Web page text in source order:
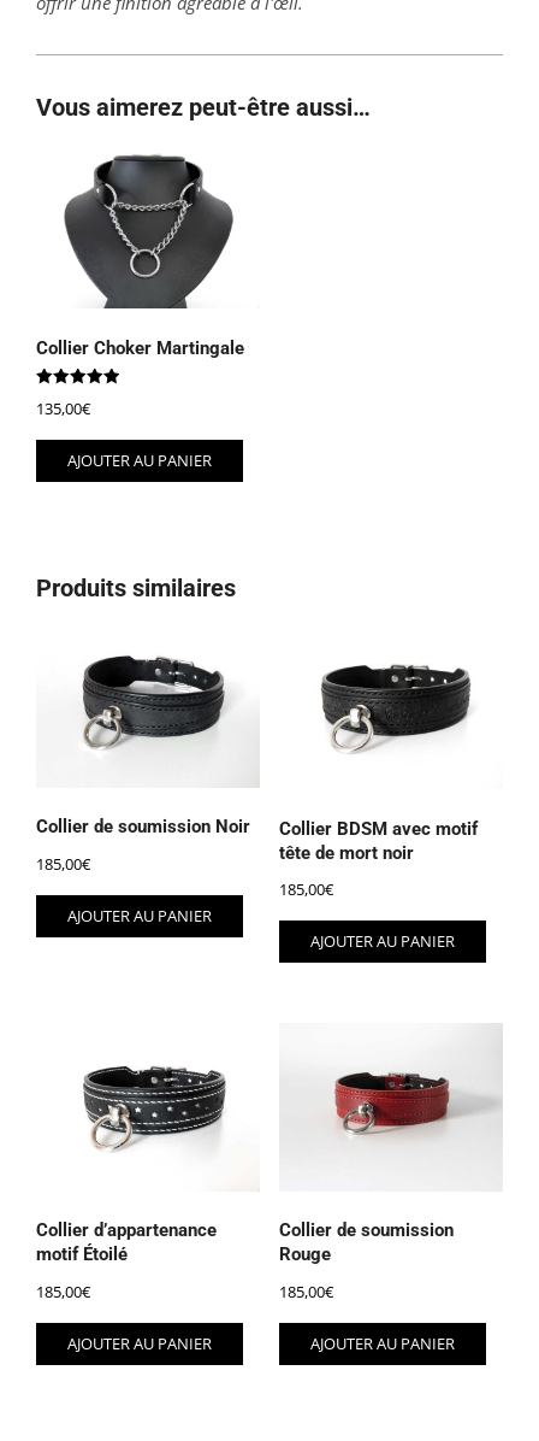
Vous aimerez peut-être aussi…
Collier Choker Martingale
5.00
135,00€
AJOUTER AU PANIER
Produits similaires
Collier de soumission Noir
185,00€
AJOUTER AU PANIER
Collier BDSM avec motif
tête de mort noir
185,00€
AJOUTER AU PANIER
Collier d’appartenance
motif Étoilé
185,00€
AJOUTER AU PANIER
Collier de soumission
Rouge
185,00€
AJOUTER AU PANIER